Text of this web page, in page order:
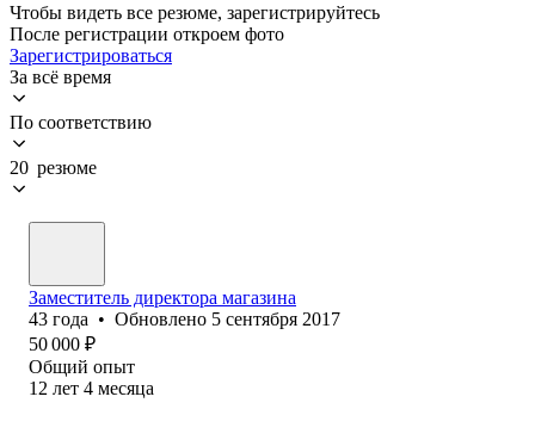
Чтобы видеть все резюме, зарегистрируйтесь
После регистрации откроем фото
Зарегистрироваться
За всё время
По соответствию
20 резюме
Заместитель директора магазина
43 года • Обновлено 5 сентября 2017
50 000 ₽
Общий опыт
12 лет 4 месяца